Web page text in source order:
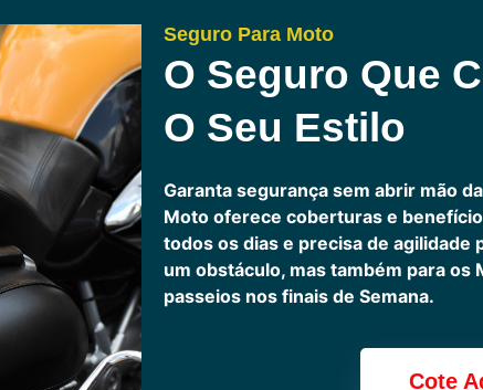
Seguro Para Moto
O Seguro Que
O Seu Estilo
Garanta segurança sem abrir mão
Moto oferece coberturas e
todos os dias e precisa de
um obstáculo, mas também para
passeios nos finais de Semana.
Cote